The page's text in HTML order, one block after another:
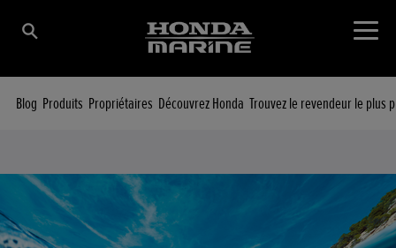
Blog Produits Propriétaires Découvrez Honda Trouvez le revendeur le plus